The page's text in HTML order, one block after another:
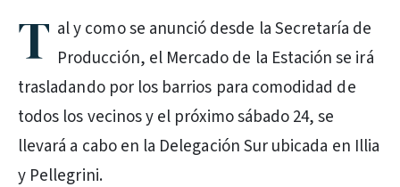
T al y como se anunció desde la Secretaría de
Producción, el Mercado de la Estación se irá
trasladando por los barrios para comodidad de
todos los vecinos y el próximo sábado 24, se
llevará a cabo en la Delegación Sur ubicada en Illia
y Pellegrini.